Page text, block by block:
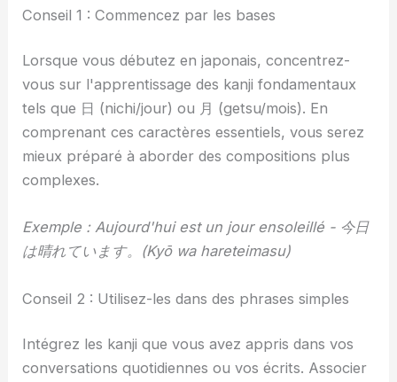
Conseil 1 : Commencez par les bases
Lorsque vous débutez en japonais, concentrez-
vous sur l'apprentissage des kanji fondamentaux
tels que 日 (nichi/jour) ou 月 (getsu/mois). En
comprenant ces caractères essentiels, vous serez
mieux préparé à aborder des compositions plus
complexes.
Exemple : Aujourd'hui est un jour ensoleillé - 今日
は晴れています。(Kyō wa hareteimasu)
Conseil 2 : Utilisez-les dans des phrases simples
Intégrez les kanji que vous avez appris dans vos
conversations quotidiennes ou vos écrits. Associer